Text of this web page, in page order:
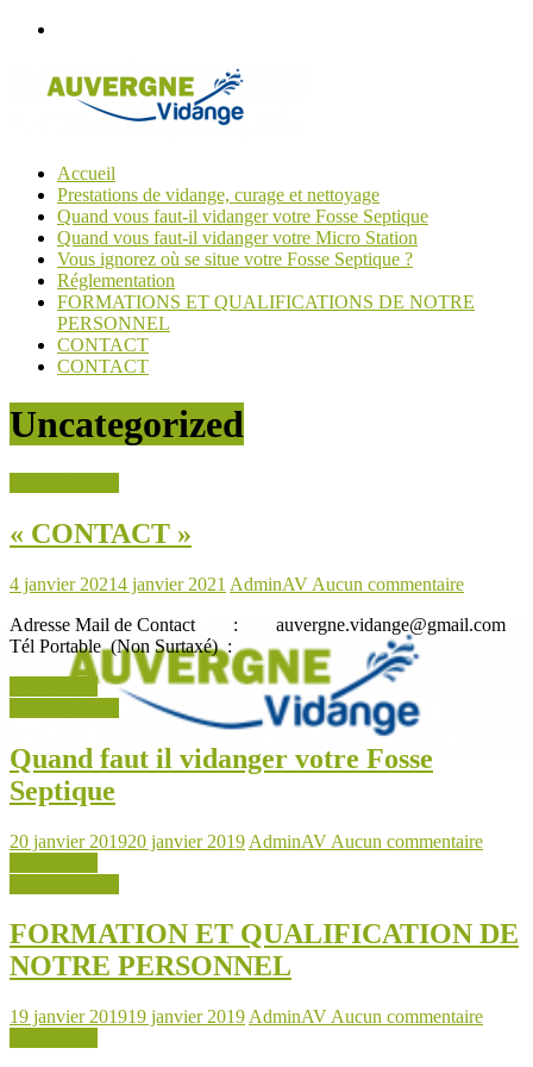
Passer
Auvergne
Vidange
canalisations
Accueil
Prestations de vidange, curage et nettoyage
Quand vous faut-il vidanger votre Fosse Septique
Quand vous faut-il vidanger votre Micro Station
Vous ignorez où se situe votre Fosse Septique ?
Réglementation
FORMATIONS ET QUALIFICATIONS DE NOTRE
PERSONNEL
CONTACT
CONTACT
Uncategorized
« CONTACT »
4 janvier 20214 janvier 2021 AdminAV Aucun commentaire
Adresse Mail de Contact : auvergne.vidange@gmail.com
Tél Portable (Non Surtaxé) :
Quand faut il vidanger votre Fosse
Septique
20 janvier 201920 janvier 2019 AdminAV Aucun commentaire
FORMATION ET QUALIFICATION DE
NOTRE PERSONNEL
19 janvier 201919 janvier 2019 AdminAV Aucun commentaire